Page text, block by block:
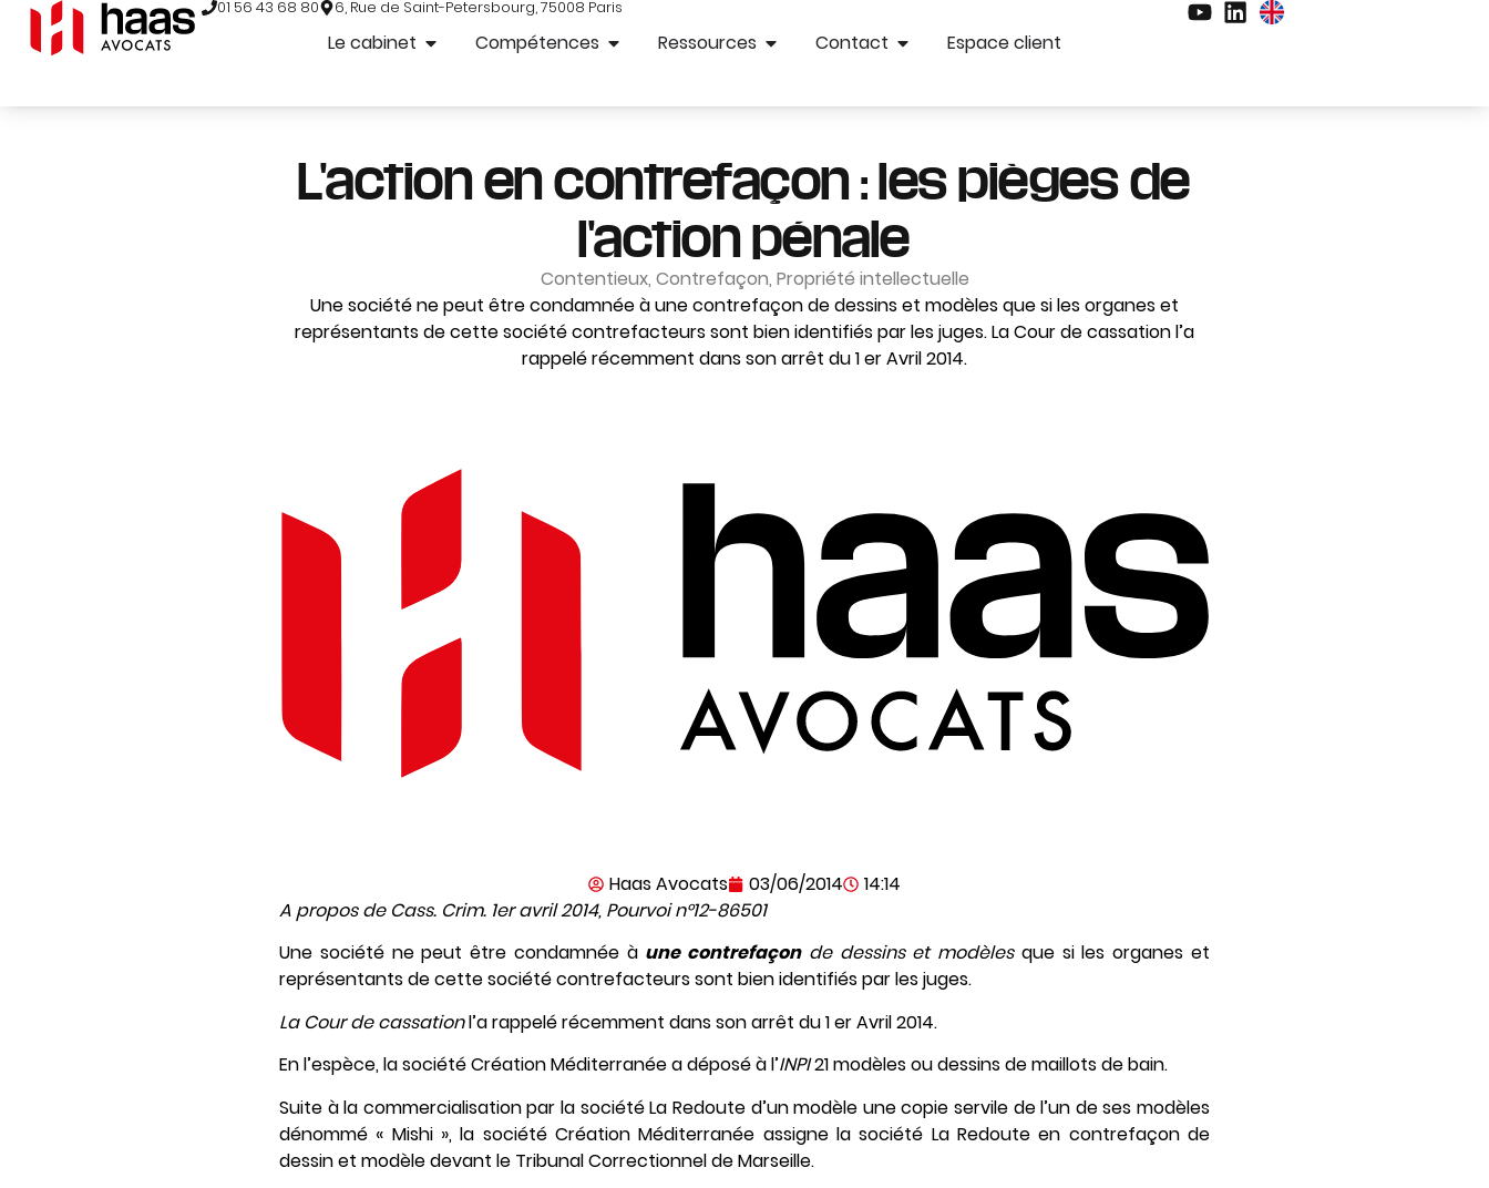
01 56 43 68 80 6, Rue de Saint-Petersbourg, 75008 Paris
Le cabinet Compétences Ressources Contact Espace client
L'action en contrefaçon : les pièges de
l'action pénale
Contentieux, Contrefaçon, Propriété intellectuelle
Une société ne peut être condamnée à une contrefaçon de dessins et modèles que si les organes et
représentants de cette société contrefacteurs sont bien identifiés par les juges. La Cour de cassation l’a
rappelé récemment dans son arrêt du 1 er Avril 2014.
Haas Avocats 03/06/2014
14:14
A propos de Cass. Crim. 1er avril 2014, Pourvoi n°12-86501
Une société ne peut être condamnée à une contrefaçonde dessins et modèlesque si les organes et
représentants de cette société contrefacteurs sont bien identifiés par les juges.
La Cour de cassationl’a rappelé récemment dans son arrêt du 1 er Avril 2014.
En l’espèce, la société Création Méditerranée a déposé à l’INPI21 modèles ou dessins de maillots de bain.
Suite à la commercialisation par la société La Redoute d’un modèle une copie servile de l’un de ses modèles
dénommé « Mishi », la société Création Méditerranée assigne la société La Redoute en contrefaçon de
dessin et modèle devant le Tribunal Correctionnel de Marseille.